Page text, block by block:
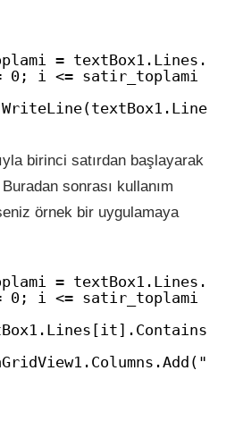
=
i <= satir_toplami -
birinci satırdan başlayarak
sonrası kullanım
örnek bir uygulamaya
=
i <= satir_toplami -